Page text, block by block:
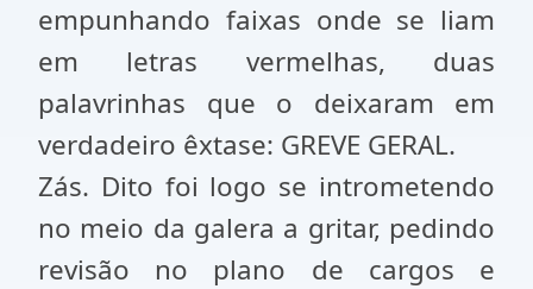
empunhando faixas onde se liam
em letras vermelhas, duas
palavrinhas que o deixaram em
verdadeiro êxtase: GREVE GERAL.
Zás. Dito foi logo se intrometendo
no meio da galera a gritar, pedindo
revisão no plano de cargos e